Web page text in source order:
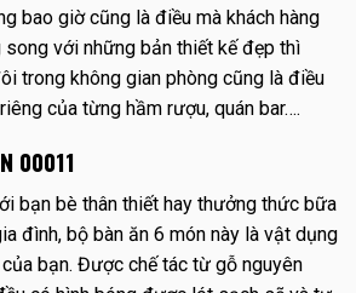
bao giờ cũng là điều mà khách hàng
song với những bản thiết kế đẹp thì
trong không gian phòng cũng là điều
của từng hầm rượu, quán bar….
00011
bạn bè thân thiết hay thưởng thức bữa
đình, bộ bàn ăn 6 món này là vật dụng
bạn. Được chế tác từ gỗ nguyên